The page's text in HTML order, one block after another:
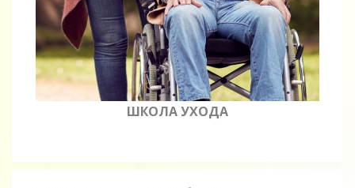
ШКОЛА УХОДА